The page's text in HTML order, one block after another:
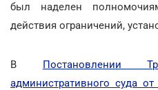
был наделен
действия ограничений,
В Постановлении
административного суда